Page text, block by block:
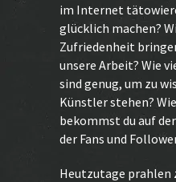
im Internet
glücklich machen?
Zufriedenheit
unsere Arbeit? Wie
sind genug, um zu
Künstler stehen?
bekommst du auf
der Fans und
Heutzutage prahlen